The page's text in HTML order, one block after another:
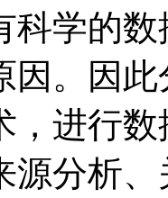
科学的
因。因
，进行
源分析